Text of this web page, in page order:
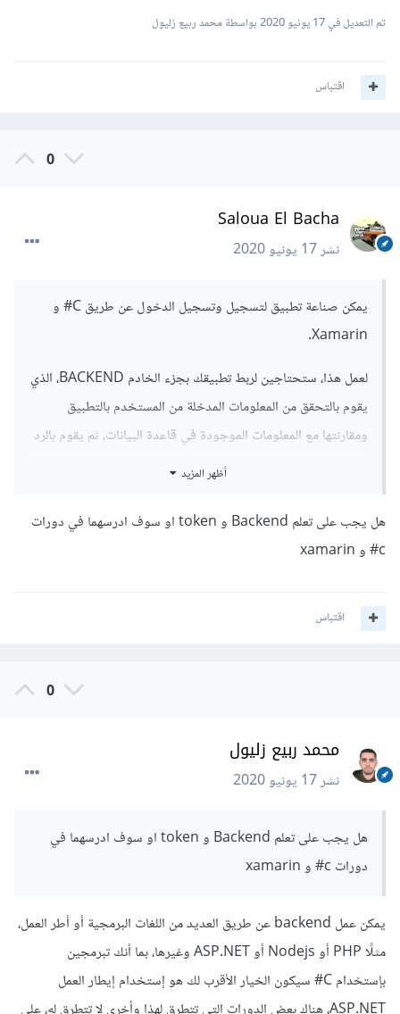
تم التعديل في17 يونيو 2020 بواسطة محمد ربيع زليول
اقتباس
0
Saloua El Bacha
نشر17 يونيو 2020
يمكن صناعة تطبيق لتسجيل وتسجيل الدخول عن طريق C# و
Xamarin.
لعمل هذا، ستحتاجين لربط تطبيقك بجزء الخادم BACKEND، الذي
يقوم بالتحقق من المعلومات المدخلة من المستخدم بالتطبيق
ومقارنتها مع المعلومات الموجودة في قاعدة البيانات، ثم يقوم بالرد
على التطبيق بأن معلومات المستخدم صحيحة أو خاطئة.
المستخدم للدخول يسمى token ، يجب إرسال هذا الكود مع كل
يقوم المستخدم بملئ معلوماته على التطبيق وضغط زر
التسجيل.
يقوم التطبيق بإرسال هته المعلومات لجانب الخادم.
من قبل ومن أن المعلومات صحيحة.
يقوم الخادم بإرجاع خطأ إلى التطبيق في حالة وجود أي
في حالة الصح تقوم بإرساله للصفحة تسجيل الدخول وفي
حالة الخطأ تعرض رسالة خطأ.
بالنسبة لتسجيل الدخول
أظهر المزيد
هل يجب على تعلم Backend و token او سوف ادرسهما في دورات
c# و xamarin
اقتباس
0
محمد ربيع زليول
نشر17 يونيو 2020
هل يجب على تعلم Backend و token او سوف ادرسهما في
دورات c# و xamarin
يمكن عمل backend عن طريق العديد من اللغات البرمجية أو أطر العمل،
مثلًا PHP أو Nodejs أو ASP.NET وغيرها، بما أنك تبرمجين
بإستخدام C# سيكون الخيار الأقرب لك هو إستخدام إيطار العمل